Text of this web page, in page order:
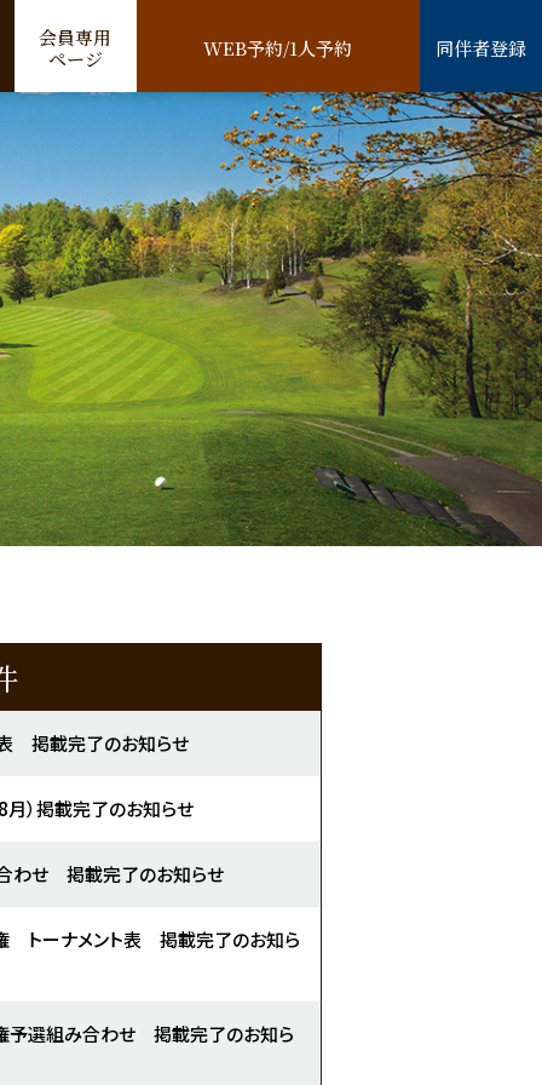
会員専用
ページ
WEB予約/1人予約 同伴者登録
掲載完了のお知らせ
月）掲載完了のお知らせ
わせ 掲載完了のお知らせ
トーナメント表 掲載完了のお知ら
予選組み合わせ 掲載完了のお知ら